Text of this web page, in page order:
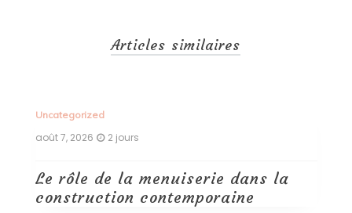
Articles similaires
Uncategorized
août 7, 2026 2 jours
Le rôle de la menuiserie dans la
construction contemporaine